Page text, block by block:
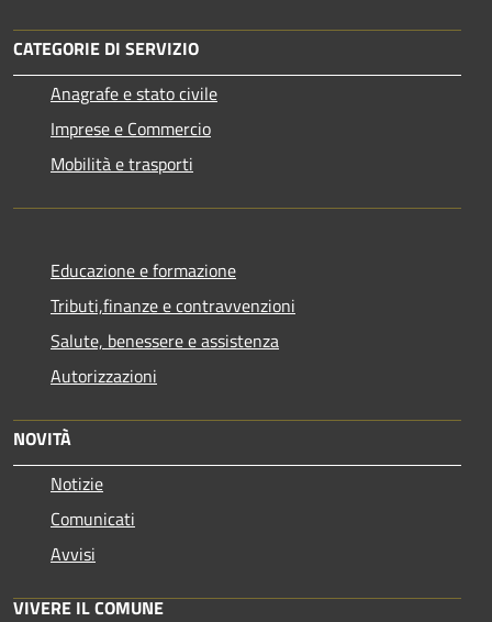
CATEGORIE DI SERVIZIO
Anagrafe e stato civile
Imprese e Commercio
Mobilità e trasporti
Educazione e formazione
Tributi,finanze e contravvenzioni
Salute, benessere e assistenza
Autorizzazioni
NOVITÀ
Notizie
Comunicati
Avvisi
VIVERE IL COMUNE